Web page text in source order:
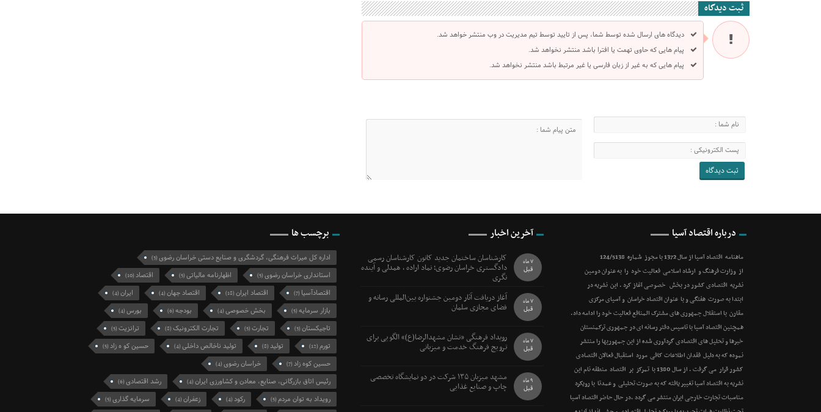
ثبت دیدگاه
دیدگاه های ارسال شده توسط شما، پس از تایید توسط تیم مدیریت در وب منتشر خواهد شد.
پیام هایی که حاوی تهمت یا افترا باشد منتشر نخواهد شد.
پیام هایی که به غیر از زبان فارسی یا غیر مرتبط باشد منتشر نخواهد شد.
درباره اقتصاد آسیا
ماهنامه اقتصاد آسیا از سال 1372 با مجوز شماره 124/5138
از وزارت فرهنگ و ارشاد اسلامی فعالیت خود را به عنوان دومین
نشریه اقتصادی کشور در بخش خصوصی آغاز کرد . این نشریه در
ابتدا به صورت هفتگی و با عنوان اقتصاد خراسان و آسیای مرکزی
مقارن با استقلال جمهوری های مشترک المنافع فعالیت خود را ادامه داد.
همچنین اقتصاد آسیا با تاسیس دفتر رسانه ای در جمهوری ترکمنستان
خبرها و تحلیل های اقتصادی گردآوری شده از این جمهوریها را منتشر
نموده که به دلیل فقدان اطلاعات کافی مورد استقبال فعالان اقتصادی
کشور قرار می گرفت . از سال 1380 با تمرکز بر اقتصاد منطقه نام این
نشریه به اقتصاد آسیا تغییر یافته که به صورت تحلیلی و عمدتا با رویکرد
مناسبات تجارت خارجی ایران منتشر می گردد .در حال حاضر اقتصاد آسیا
آخرین اخبار
کارشناسان ساختمان جدید کانون کارشناسان رسمی
دادگستری خراسان رضوی؛ نماد اراده ، همدلی و آینده
نگری
7 ماه
قبل
آغاز دریافت آثار دومین جشنواره بین‌المللی رسانه و
فضای مجازی سلمان 7 ماه
قبل
رویداد فرهنگی «نشان مشهدالرضا(ع)» الگویی برای
ترویج فرهنگ خدمت و میزبانی 7 ماه
قبل
مشهد میزبان ۱۳۵ شرکت در دو نمایشگاه تخصصی
چاپ و صنایع غذایی 9 ماه
قبل
برچسب ها
اداره کل میراث فرهنگی، گردشگری و صنایع دستی خراسان رضوی(3)
استانداری خراسان رضوی(5) اظهارنامه مالیاتی(5) اقتصاد(10)
اقتصادآسیا (7) اقتصاد ایران(18) اقتصاد جهان(4) ایران(4)
بازار سرمایه(5) بخش خصوصی(4) بودجه(6) بورس(4)
تاجیکستان(3) تجارت(5) تجارت الکترونیک(8) ترانزیت(5)
تورم(12) تولید(8) تولید ناخالص داخلی(4) حسین کو ه زاد(5)
حسین کوه زاد(7) خراسان رضوی(4)
رئیس اتاق بازرگانی، صنایع، معادن و کشاورزی ایران(4) رشد اقتصادی(6)
رویداد به توان مردم(5) رکود(4) زعفران(4) سرمایه گذاری(5)